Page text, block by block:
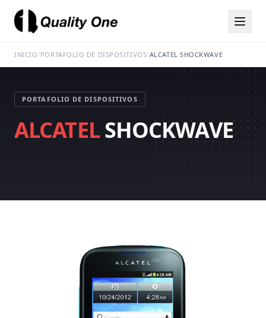
INICIO/PORTAFOLIO DE DISPOSITIVOS/ALCATEL SHOCKWAVE
PORTAFOLIO DE DISPOSITIVOS
ALCATELSHOCKWAVE